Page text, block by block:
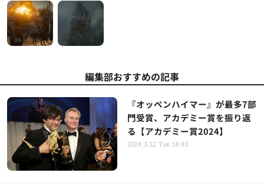
編集部おすすめの記事
『オッペンハイマー』が最多7部
門受賞、アカデミー賞を振り返
る【アカデミー賞2024】
2024.3.12 Tue 16:43